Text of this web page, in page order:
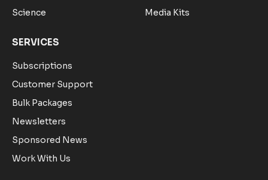
Science
Media Kits
SERVICES
Subscriptions
Customer Support
Bulk Packages
Newsletters
Sponsored News
Work With Us